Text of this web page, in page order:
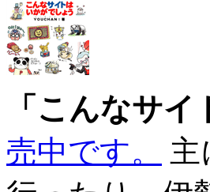
「こんなサ
売中です。
主